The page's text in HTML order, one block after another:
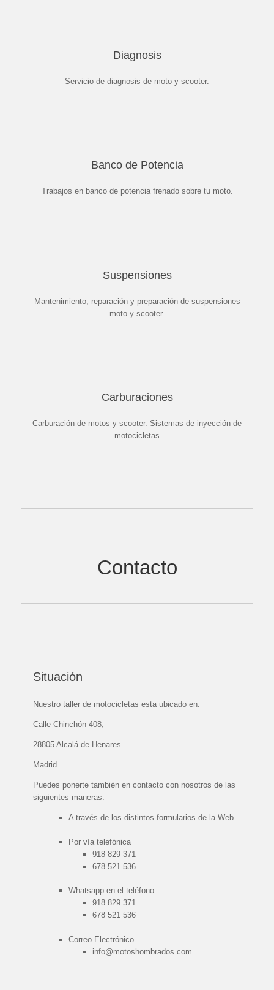
Diagnosis
Servicio de diagnosis de moto y scooter.
Banco de Potencia
Trabajos en banco de potencia frenado sobre tu moto.
Suspensiones
Mantenimiento, reparación y preparación de suspensiones
moto y scooter.
Carburaciones
Carburación de motos y scooter. Sistemas de inyección de
motocicletas
Contacto
Situación
Nuestro taller de motocicletas esta ubicado en:
Calle Chinchón 408,
28805 Alcalá de Henares
Madrid
Puedes ponerte también en contacto con nosotros de las
siguientes maneras:
A través de los distintos formularios de la Web
Por vía telefónica
918 829 371
678 521 536
Whatsapp en el teléfono
918 829 371
678 521 536
Correo Electrónico
info@motoshombrados.com